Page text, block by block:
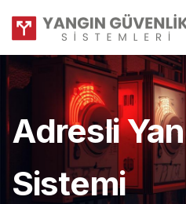
Adresli
Sistemi